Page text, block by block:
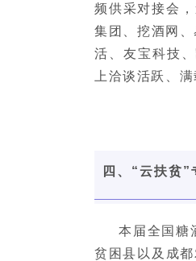
频供采对接会
集团、挖酒网
活、友宝科技
上洽谈活跃、满
四、“云扶贫
本届全国糖
贫困县以及成